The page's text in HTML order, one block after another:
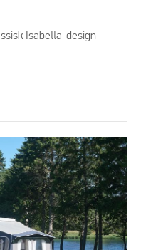
Isabella-design